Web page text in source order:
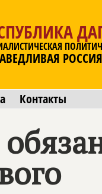
РОССИЯ
Контакты